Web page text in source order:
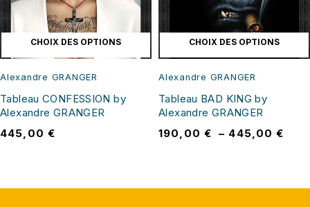
CHOIX DES OPTIONS
Alexandre GRANGER
Tableau CONFESSION by
Alexandre GRANGER
445,00 €
CHOIX DES OPTIONS
Alexandre GRANGER
Tableau BAD KING by
Alexandre GRANGER
190,00 € – 445,00€